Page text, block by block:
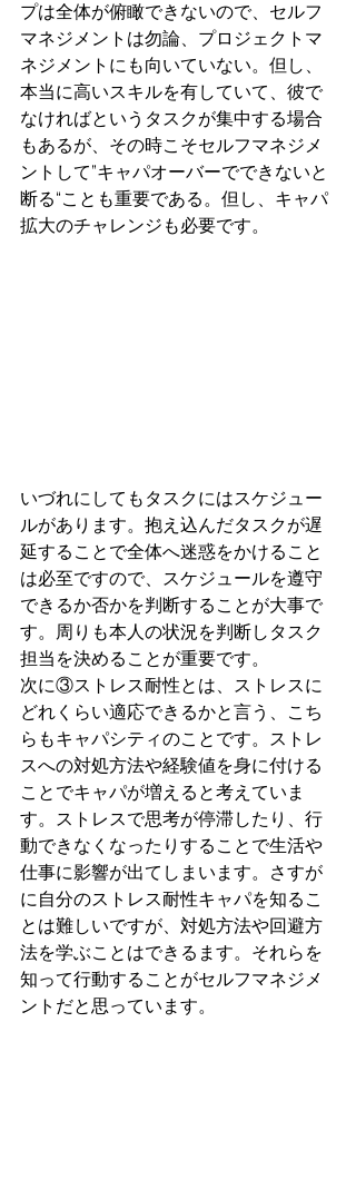
プは全体が俯瞰できないので、セルフ
マネジメントは勿論、プロジェクトマ
ネジメントにも向いていない。但し、
本当に高いスキルを有していて、彼で
なければというタスクが集中する場合
もあるが、その時こそセルフマネジメ
ントして”キャパオーバーでできないと
断る“ことも重要である。但し、キャパ
拡大のチャレンジも必要です。
いづれにしてもタスクにはスケジュー
ルがあります。抱え込んだタスクが遅
延することで全体へ迷惑をかけること
は必至ですので、スケジュールを遵守
できるか否かを判断することが大事で
す。周りも本人の状況を判断しタスク
担当を決めることが重要です。
次に③ストレス耐性とは、ストレスに
どれくらい適応できるかと言う、こち
らもキャパシティのことです。ストレ
スへの対処方法や経験値を身に付ける
ことでキャパが増えると考えていま
す。ストレスで思考が停滞したり、行
動できなくなったりすることで生活や
仕事に影響が出てしまいます。さすが
に自分のストレス耐性キャパを知るこ
とは難しいですが、対処方法や回避方
法を学ぶことはできるます。それらを
知って行動することがセルフマネジメ
ントだと思っています。